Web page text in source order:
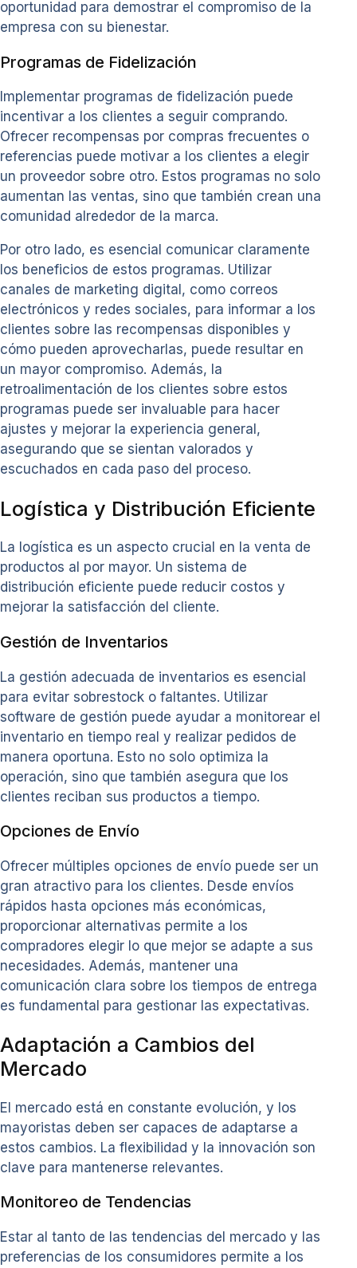
oportunidad para demostrar el compromiso de la
empresa con su bienestar.
Programas de Fidelización
Implementar programas de fidelización puede
incentivar a los clientes a seguir comprando.
Ofrecer recompensas por compras frecuentes o
referencias puede motivar a los clientes a elegir
un proveedor sobre otro. Estos programas no solo
aumentan las ventas, sino que también crean una
comunidad alrededor de la marca.
Por otro lado, es esencial comunicar claramente
los beneficios de estos programas. Utilizar
canales de marketing digital, como correos
electrónicos y redes sociales, para informar a los
clientes sobre las recompensas disponibles y
cómo pueden aprovecharlas, puede resultar en
un mayor compromiso. Además, la
retroalimentación de los clientes sobre estos
programas puede ser invaluable para hacer
ajustes y mejorar la experiencia general,
asegurando que se sientan valorados y
escuchados en cada paso del proceso.
Logística y Distribución Eficiente
La logística es un aspecto crucial en la venta de
productos al por mayor. Un sistema de
distribución eficiente puede reducir costos y
mejorar la satisfacción del cliente.
Gestión de Inventarios
La gestión adecuada de inventarios es esencial
para evitar sobrestock o faltantes. Utilizar
software de gestión puede ayudar a monitorear el
inventario en tiempo real y realizar pedidos de
manera oportuna. Esto no solo optimiza la
operación, sino que también asegura que los
clientes reciban sus productos a tiempo.
Opciones de Envío
Ofrecer múltiples opciones de envío puede ser un
gran atractivo para los clientes. Desde envíos
rápidos hasta opciones más económicas,
proporcionar alternativas permite a los
compradores elegir lo que mejor se adapte a sus
necesidades. Además, mantener una
comunicación clara sobre los tiempos de entrega
es fundamental para gestionar las expectativas.
Adaptación a Cambios del
Mercado
El mercado está en constante evolución, y los
mayoristas deben ser capaces de adaptarse a
estos cambios. La flexibilidad y la innovación son
clave para mantenerse relevantes.
Monitoreo de Tendencias
Estar al tanto de las tendencias del mercado y las
preferencias de los consumidores permite a los